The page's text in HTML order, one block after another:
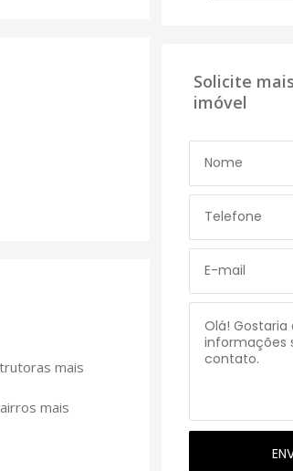
mais
mais
Solicite
imóvel